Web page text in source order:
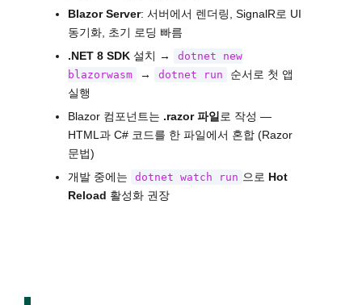
Blazor Server: 서버에서 렌더링, SignalR로 UI
동기화, 초기 로딩 빠름
.NET 8 SDK 설치 →
dotnet new
blazorwasm
→ dotnet run
순서로 첫 앱
실행
Blazor 컴포넌트는 .razor 파일로 작성 —
HTML과 C# 코드를 한 파일에서 혼합 (Razor
문법)
개발 중에는
dotnet watch run 으로 Hot
Reload 활성화 권장